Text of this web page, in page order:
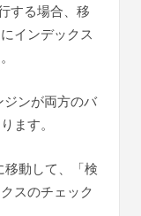
する場合、移
インデックス
ンが両方のバ
ます。
移動して、「検
スのチェック